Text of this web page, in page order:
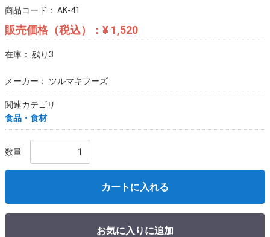
商品コード： AK-41
販売価格（税込）： ¥ 1,520
在庫： 残り3
メーカー： ツルマキフーズ
関連カテゴリ
食品・食材
数量
カートに入れる
お気に入りに追加